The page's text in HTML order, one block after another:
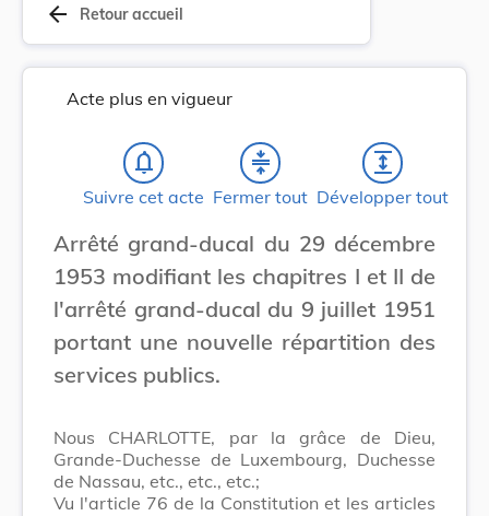
arrow_back Retour accueil
Acte plus en vigueur
notifications_none
Suivre cet acte
compress
Fermer tout
expand
Développer tout
Arrêté grand-ducal du 29 décembre
1953 modifiant les chapitres I et II de
l'arrêté grand-ducal du 9 juillet 1951
portant une nouvelle répartition des
services publics.
Nous CHARLOTTE, par la grâce de Dieu,
Grande-Duchesse de Luxembourg, Duchesse
de Nassau, etc., etc., etc.;
Vu l'article 76 de la Constitution et les articles